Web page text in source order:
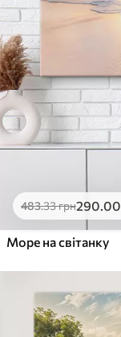
483.33грн290.00
Море на світанку